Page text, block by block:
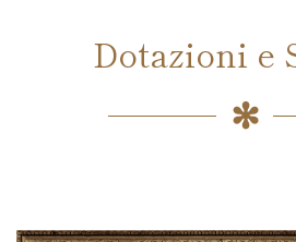
Dotazioni e